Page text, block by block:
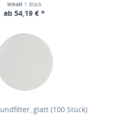
Inhalt 1 Stück
ab 54,19 € *
glatt (100 Stück)